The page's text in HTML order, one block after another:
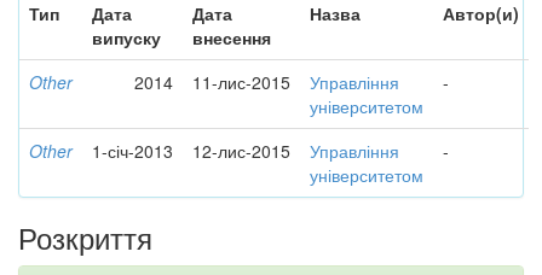
Тип
Дата
випуску
Дата
внесення
Назва Автор(и)
Other 2014 11-лис-2015
Управління
університетом
-
Other 1-січ-2013 12-лис-2015
Управління
університетом
-
Розкриття